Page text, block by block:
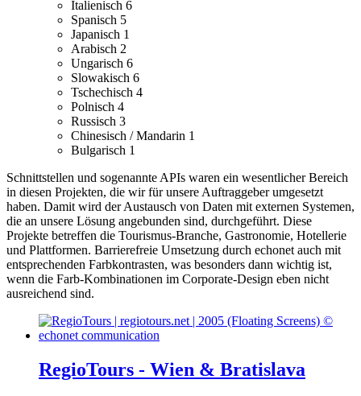
Italienisch 6
Spanisch 5
Japanisch 1
Arabisch 2
Ungarisch 6
Slowakisch 6
Tschechisch 4
Polnisch 4
Russisch 3
Chinesisch / Mandarin 1
Bulgarisch 1
Schnittstellen und sogenannte APIs waren ein wesentlicher Bereich
in diesen Projekten, die wir für unsere Auftraggeber umgesetzt
haben. Damit wird der Austausch von Daten mit externen Systemen,
die an unsere Lösung angebunden sind, durchgeführt. Diese
Projekte betreffen die Tourismus-Branche, Gastronomie, Hotellerie
und Plattformen. Barrierefreie Umsetzung durch echonet auch mit
entsprechenden Farbkontrasten, was besonders dann wichtig ist,
wenn die Farb-Kombinationen im Corporate-Design eben nicht
ausreichend sind.
RegioTours - Wien & Bratislava